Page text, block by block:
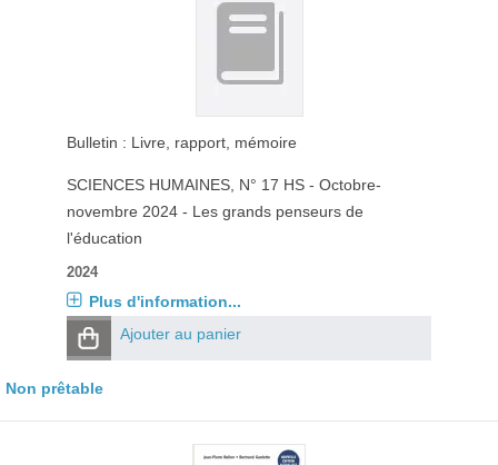
Bulletin : Livre, rapport, mémoire
SCIENCES HUMAINES, N° 17 HS - Octobre-
novembre 2024 - Les grands penseurs de
l'éducation
2024
Plus d'information...
Ajouter au panier
Non prêtable